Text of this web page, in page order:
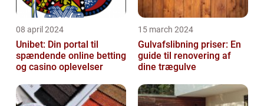
08 april 2024
Unibet: Din portal til
spændende online betting
og casino oplevelser
15 march 2024
Gulvafslibning priser: En
guide til renovering af
dine trægulve